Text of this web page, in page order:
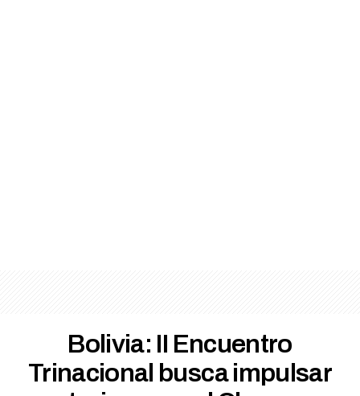
Bolivia: II Encuentro
Trinacional busca impulsar